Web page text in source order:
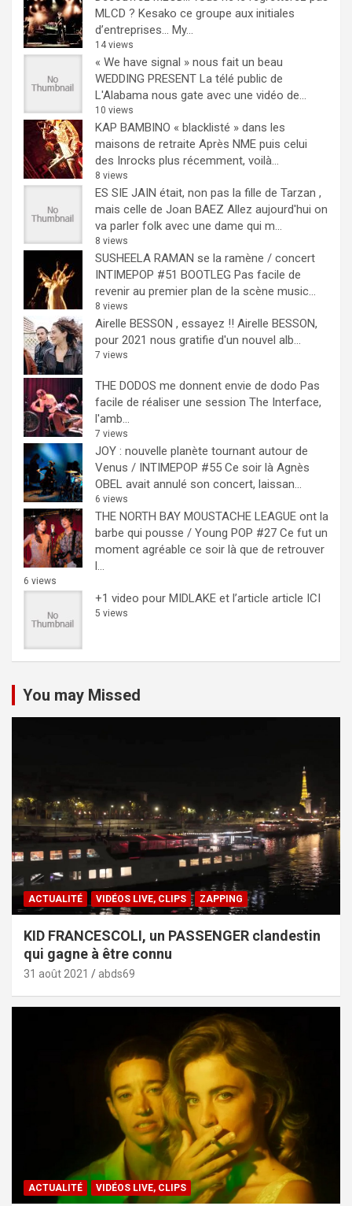
MLCD ? Kesako ce groupe aux initiales
d’entreprises… My...
14 views
« We have signal » nous fait un beau
WEDDING PRESENT La télé public de
L'Alabama nous gate avec une vidéo de...
10 views
KAP BAMBINO « blacklisté » dans les
maisons de retraite Après NME puis celui
des Inrocks plus récemment, voilà...
8 views
ES SIE JAIN était, non pas la fille de Tarzan ,
mais celle de Joan BAEZ Allez aujourd'hui on
va parler folk avec une dame qui m...
8 views
SUSHEELA RAMAN se la ramène / concert
INTIMEPOP #51 BOOTLEG Pas facile de
revenir au premier plan de la scène music...
8 views
Airelle BESSON , essayez !! Airelle BESSON,
pour 2021 nous gratifie d'un nouvel alb...
7 views
THE DODOS me donnent envie de dodo Pas
facile de réaliser une session The Interface,
l'amb...
7 views
JOY : nouvelle planète tournant autour de
Venus / INTIMEPOP #55 Ce soir là Agnès
OBEL avait annulé son concert, laissan...
6 views
THE NORTH BAY MOUSTACHE LEAGUE ont la
barbe qui pousse / Young POP #27 Ce fut un
moment agréable ce soir là que de retrouver
l...
6 views
+1 video pour MIDLAKE et l’article article ICI
5 views
You may Missed
ACTUALITÉ VIDÉOS LIVE, CLIPS ZAPPING
KID FRANCESCOLI, un PASSENGER clandestin
qui gagne à être connu
31 août 2021 abds69
ACTUALITÉ VIDÉOS LIVE, CLIPS